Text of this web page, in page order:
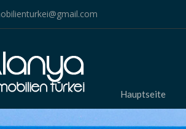
Hauptseite